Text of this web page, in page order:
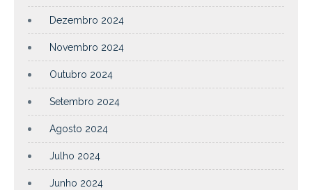
Dezembro 2024
Novembro 2024
Outubro 2024
Setembro 2024
Agosto 2024
Julho 2024
Junho 2024